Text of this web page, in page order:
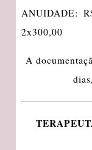
ANUIDADE:
2x300,00
A